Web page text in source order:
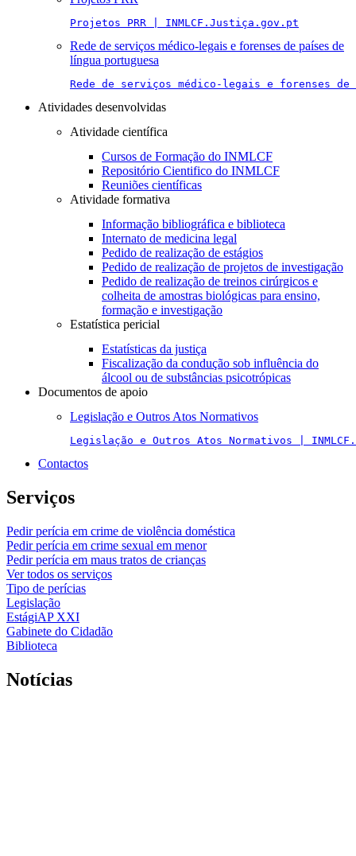
Projetos PRR | INMLCF.Justiça.gov.pt
Rede de serviços médico-legais e forenses de países de
língua portuguesa
Rede de serviços médico-legais e forenses
Atividades desenvolvidas
Atividade científica
Cursos de Formação do INMLCF
Repositório Cientifico do INMLCF
Reuniões científicas
Atividade formativa
Informação bibliográfica e biblioteca
Internato de medicina legal
Pedido de realização de estágios
Pedido de realização de projetos de investigação
Pedido de realização de treinos cirúrgicos e
colheita de amostras biológicas para ensino,
formação e investigação
Estatística pericial
Estatísticas da justiça
Fiscalização da condução sob influência do
álcool ou de substâncias psicotrópicas
Documentos de apoio
Legislação e Outros Atos Normativos
Legislação e Outros Atos Normativos |
Contactos
Serviços
Pedir perícia em crime de violência doméstica
Pedir perícia em crime sexual em menor
Pedir perícia em maus tratos de crianças
Ver todos os serviços
Tipo de perícias
Legislação
EstágiAP XXI
Gabinete do Cidadão
Biblioteca
Notícias